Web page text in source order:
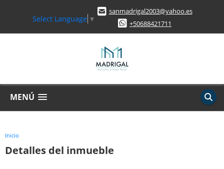
Select Language ▼
sanmadrigal2003@yahoo.es
+50688421711
MENÚ
Inicio
Detalles del inmueble